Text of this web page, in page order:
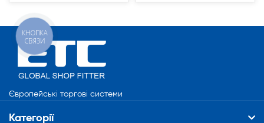
Європейські торгові системи
Категорії
КНОПКА
СВЯЗИ